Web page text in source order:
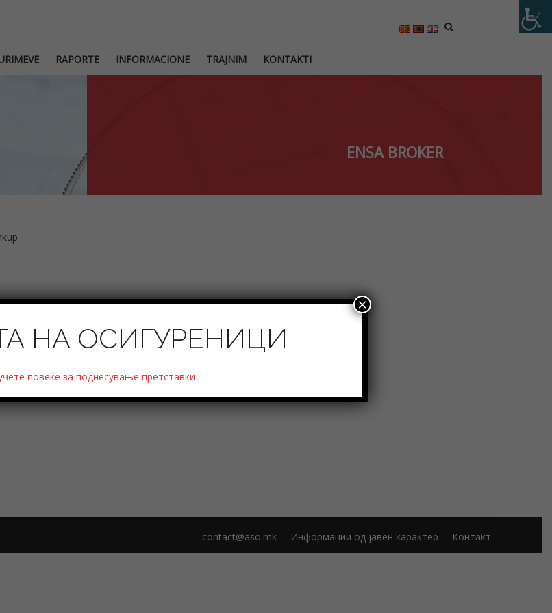
RAPORTE INFORMACIONE TRAJNIM KONTAKTI
ENSA BROKER
Контакт
Информации од јавен карактер
contact@aso.mk
НА ОСИГУРЕНИЦИ
повеќе за поднесување претставки
×